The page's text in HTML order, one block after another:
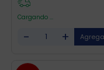
Cargando ...
- +